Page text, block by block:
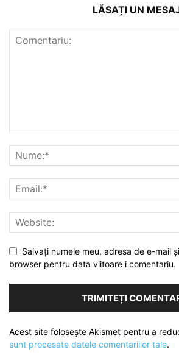
LĂSAȚI UN
Salvați numele meu, adresa de e-mail
browser pentru data viitoare i comentariu.
Acest site folosește Akismet pentru a
sunt procesate datele comentariilor tale.